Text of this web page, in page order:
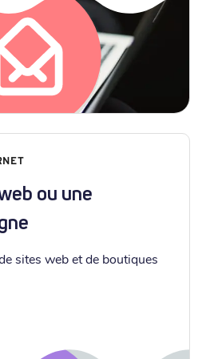
ou une
sites web et de boutiques